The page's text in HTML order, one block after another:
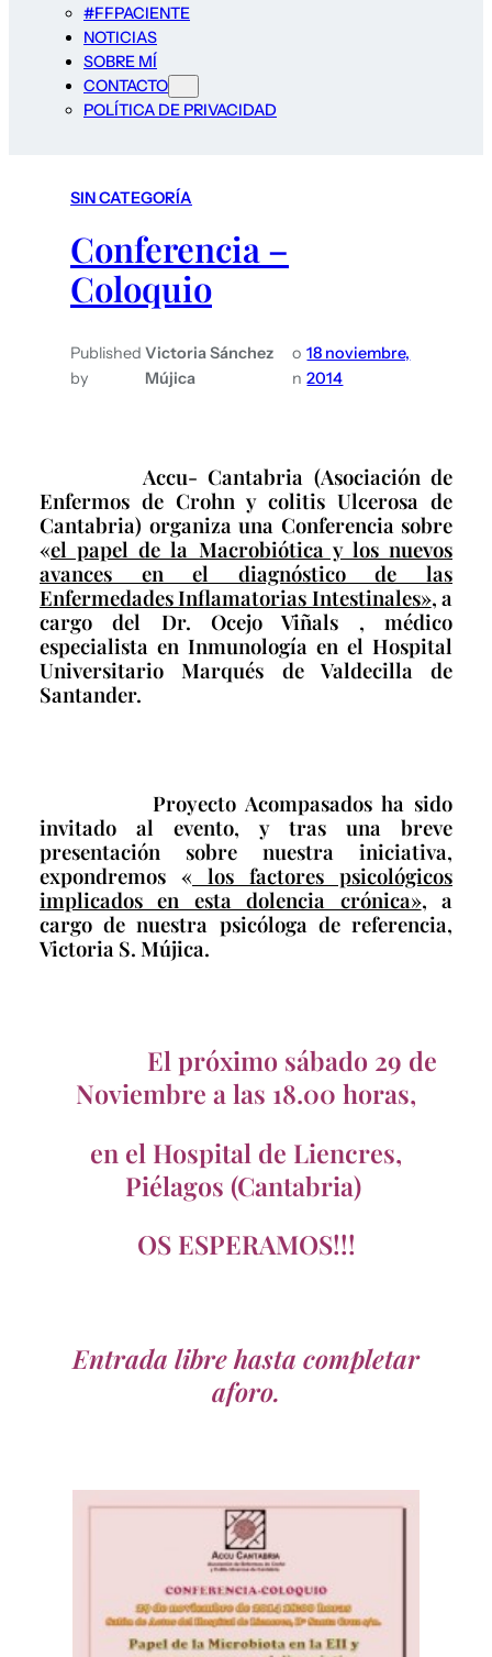
#FFPACIENTE
NOTICIAS
SOBRE MÍ
CONTACTO
POLÍTICA DE PRIVACIDAD
SIN CATEGORÍA
Conferencia –
Coloquio
Published
by
Victoria Sánchez
Mújica
o
n
18 noviembre,
2014
Accu- Cantabria (Asociación de
Enfermos de Crohn y colitis Ulcerosa de
Cantabria) organiza una Conferencia sobre
«el papel de la Macrobiótica y los nuevos
avances en el diagnóstico de las
Enfermedades Inflamatorias Intestinales», a
cargo del Dr. Ocejo Viñals , médico
especialista en Inmunología en el Hospital
Universitario Marqués de Valdecilla de
Santander.
Proyecto Acompasados ha sido
invitado al evento, y tras una breve
presentación sobre nuestra iniciativa,
expondremos « los factores psicológicos
implicados en esta dolencia crónica», a
cargo de nuestra psicóloga de referencia,
Victoria S. Mújica.
El próximo sábado 29 de
Noviembre a las 18.00 horas,
en el Hospital de Liencres,
Piélagos (Cantabria)
OS ESPERAMOS!!!
Entrada libre hasta completar
aforo.